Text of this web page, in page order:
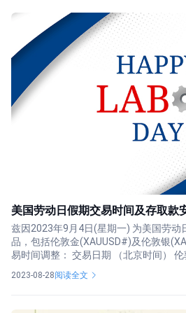
美国劳动日假期交易时间及存取款
兹因2023年9月4日(星期一) 为美国劳动
品，包括伦敦金(XAUUSD#)及伦敦银
易时间调整： 交易日期 （北京时间） 伦
2023-08-28阅读全文